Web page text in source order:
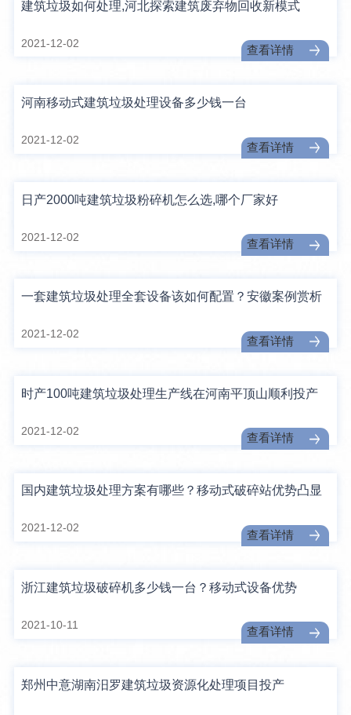
建筑垃圾如何处理,河北探索建筑废弃物回收新模式
2021-12-02
查看详情
河南移动式建筑垃圾处理设备多少钱一台
2021-12-02
查看详情
日产2000吨建筑垃圾粉碎机怎么选,哪个厂家好
2021-12-02
查看详情
一套建筑垃圾处理全套设备该如何配置？安徽案例赏析
2021-12-02
查看详情
时产100吨建筑垃圾处理生产线在河南平顶山顺利投产
2021-12-02
查看详情
国内建筑垃圾处理方案有哪些？移动式破碎站优势凸显
2021-12-02
查看详情
浙江建筑垃圾破碎机多少钱一台？移动式设备优势
2021-10-11
查看详情
郑州中意湖南汨罗建筑垃圾资源化处理项目投产